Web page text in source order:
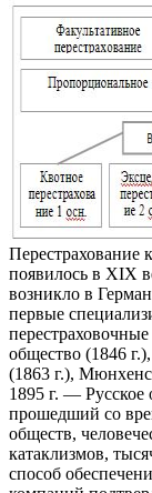
Перестрахование
появилось в XIX
возникло в
первые
общество (1846
(1863 г.),
1895 г. — Русское
прошедший со
обществ,
катаклизмов,
способ